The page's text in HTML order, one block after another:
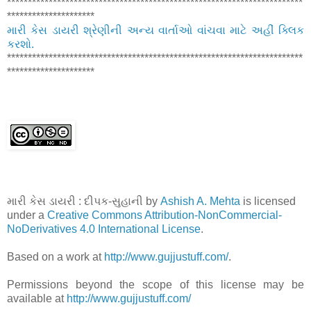
*********************
મારી કેસ ડાયરી શ્રેણીની અન્ય વાર્તાઓ વાંચવા માટે અહીં ક્લિક
કરશો.
***********************************************************************
*********************
મારી કેસ ડાયરી : દીપક-સુહાની by Ashish A. Mehta is licensed
under a Creative Commons Attribution-NonCommercial-
NoDerivatives 4.0 International License.
Based on a work at http://www.gujjustuff.com/.
Permissions beyond the scope of this license may be
available at http://www.gujjustuff.com/